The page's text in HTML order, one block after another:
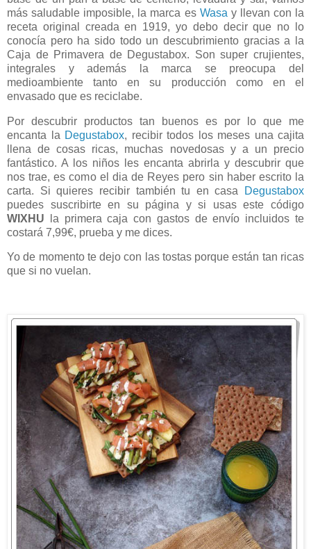
más saludable imposible, la marca es Wasa y llevan con la
receta original creada en 1919, yo debo decir que no lo
conocía pero ha sido todo un descubrimiento gracias a la
Caja de Primavera de Degustabox. Son super crujientes,
integrales y además la marca se preocupa del
medioambiente tanto en su producción como en el
envasado que es reciclabe.
Por descubrir productos tan buenos es por lo que me
encanta la Degustabox, recibir todos los meses una cajita
llena de cosas ricas, muchas novedosas y a un precio
fantástico. A los niños les encanta abrirla y descubrir que
nos trae, es como el dia de Reyes pero sin haber escrito la
carta. Si quieres recibir también tu en casa
Degustabox
puedes suscribirte en su página y si usas este código
WIXHU la primera caja con gastos de envío incluidos te
costará 7,99€, prueba y me dices.
Yo de momento te dejo con las tostas porque están tan ricas
que si no vuelan.